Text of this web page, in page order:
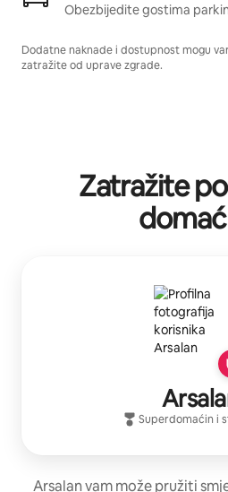
Obezbijedite gostima
Dodatne naknade i dostupnost mogu
zatražite od uprave zgrade.
Zatražite
Superdomaćin i
Arsalan vam može pružiti